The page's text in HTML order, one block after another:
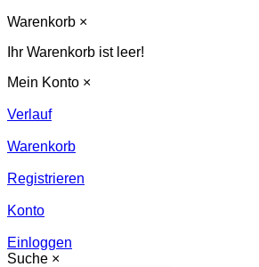
Warenkorb ×
Ihr Warenkorb ist leer!
Mein Konto ×
Verlauf
Warenkorb
Registrieren
Konto
Einloggen
Suche ×